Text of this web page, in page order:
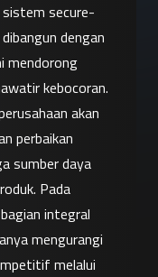
secure-
dengan
mendorong
kebocoran.
akan
perbaikan
sumber daya
Pada
integral
mengurangi
melalui